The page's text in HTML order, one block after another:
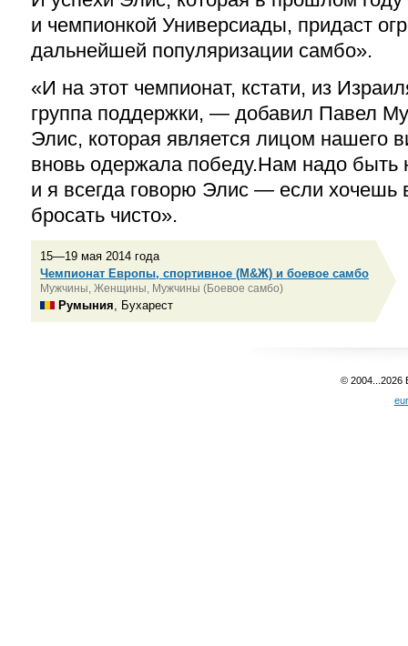
и чемпионкой Универсиады, придаст
дальнейшей популяризации самбо».
«И на этот чемпионат, кстати, из
группа поддержки, — добавил Павел
Элис, которая является лицом нашего
вновь одержала победу.Нам надо быть
и я всегда говорю Элис — если хочешь
бросать чисто».
15—19 мая 2014 года
Чемпионат Европы, спортивное (М&Ж) и боевое самбо
Мужчины, Женщины, Мужчины (Боевое самбо)
Румыния , Бухарест
© 2004...2026